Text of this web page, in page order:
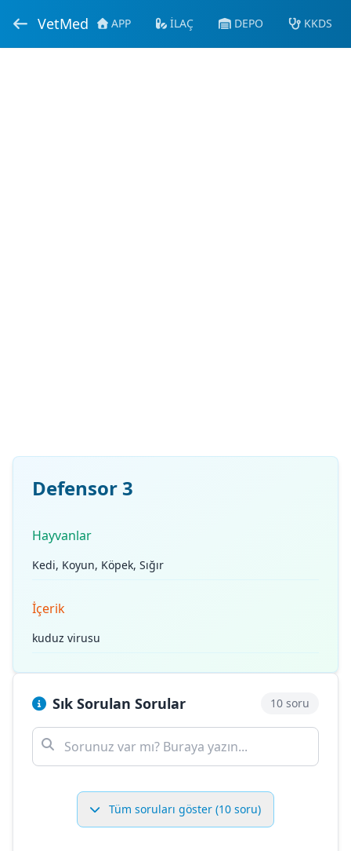
VetMed APP İLAÇ DEPO KKDS
Defensor 3
Hayvanlar
Kedi, Koyun, Köpek, Sığır
İçerik
kuduz virusu
Sık Sorulan Sorular 10 soru
Tüm soruları göster (10 soru)